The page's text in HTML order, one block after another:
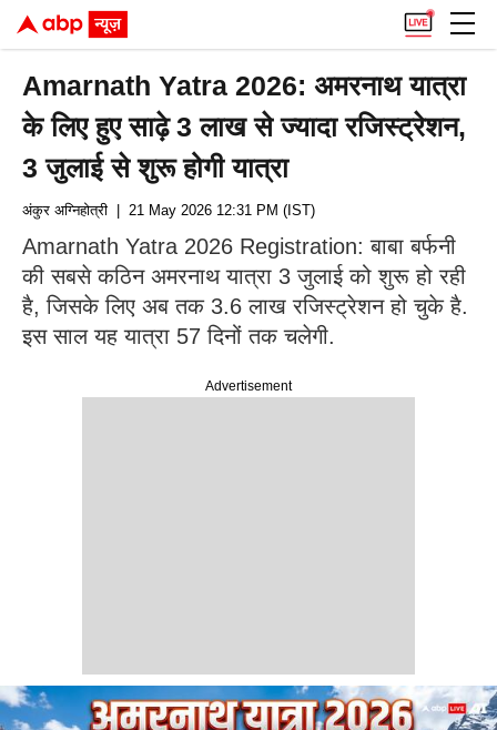
Amarnath Yatra 2026: अमरनाथ यात्रा
के लिए हुए साढ़े 3 लाख से ज्यादा रजिस्ट्रेशन,
3 जुलाई से शुरू होगी यात्रा
Advertisement
अंकुर अग्निहोत्री | 21 May 2026 12:31 PM (IST)
Amarnath Yatra 2026 Registration: बाबा बर्फनी
की सबसे कठिन अमरनाथ यात्रा 3 जुलाई को शुरू हो रही
है, जिसके लिए अब तक 3.6 लाख रजिस्ट्रेशन हो चुके है.
इस साल यह यात्रा 57 दिनों तक चलेगी.